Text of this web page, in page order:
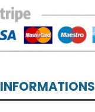
INFORMATIONS